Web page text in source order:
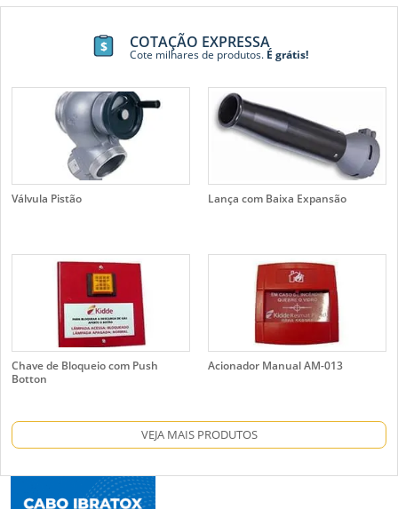
COTAÇÃO EXPRESSA
Cote milhares de produtos.É grátis!
Válvula Pistão Lança com Baixa Expansão
Chave de Bloqueio com Push
Botton
Acionador Manual AM-013
VEJA MAIS PRODUTOS